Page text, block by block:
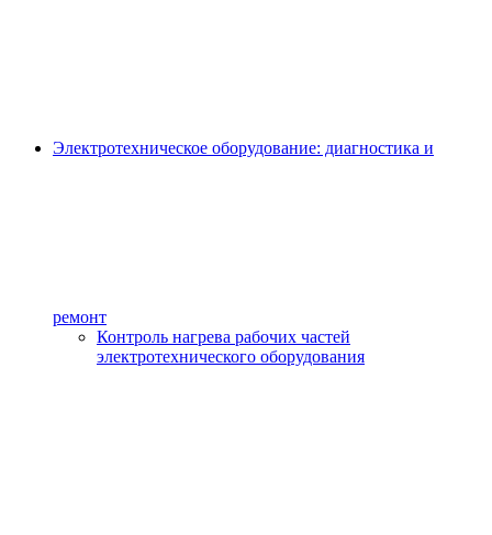
Электротехническое оборудование: диагностика и
ремонт
Контроль нагрева рабочих частей
электротехнического оборудования